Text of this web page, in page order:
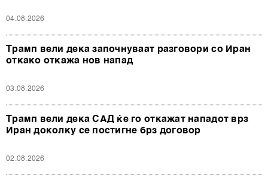
04.08.2026
Трамп вели дека започнуваат разговори со Иран
откако откажа нов напад
03.08.2026
Трамп вели дека САД ќе го откажат нападот врз
Иран доколку се постигне брз договор
02.08.2026